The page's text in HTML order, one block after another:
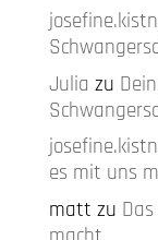
Julia zu
es mit uns
matt zu